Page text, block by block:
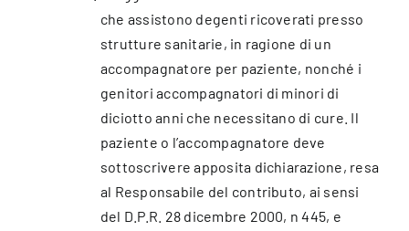
che assistono degenti ricoverati presso
strutture sanitarie, in ragione di un
accompagnatore per paziente, nonché i
genitori accompagnatori di minori di
diciotto anni che necessitano di cure. Il
paziente o l’accompagnatore deve
sottoscrivere apposita dichiarazione, resa
al Responsabile del contributo, ai sensi
del D.P.R. 28 dicembre 2000, n 445, e